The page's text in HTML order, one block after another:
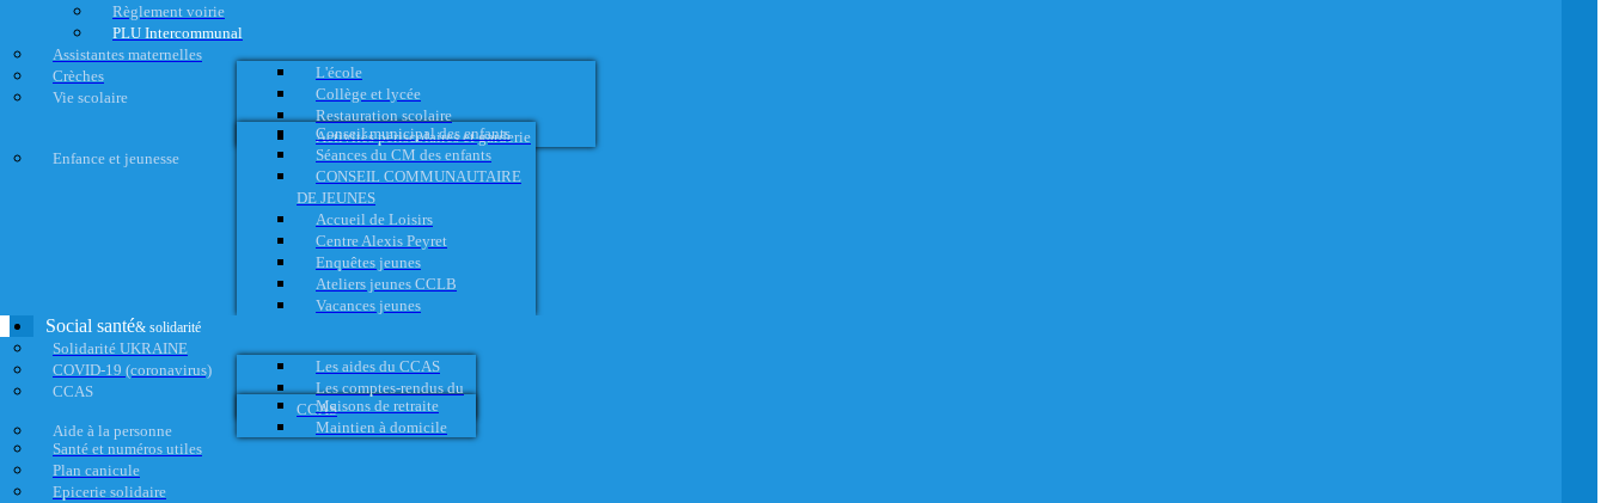
Règlement voirie
PLU Intercommunal
Assistantes maternelles
Crèches
Vie scolaire
L'école
Collège et lycée
Restauration scolaire
Activités périscolaires et garderie
Enfance et jeunesse
Conseil municipal des enfants
Séances du CM des enfants
CONSEIL COMMUNAUTAIRE
DE JEUNES
Accueil de Loisirs
Centre Alexis Peyret
Enquêtes jeunes
Ateliers jeunes CCLB
Vacances jeunes
Social santé& solidarité
Solidarité UKRAINE
COVID-19 (coronavirus)
CCAS
Les aides du CCAS
Les comptes-rendus du
CCAS
Aide à la personne
Maisons de retraite
Maintien à domicile
Santé et numéros utiles
Plan canicule
Epicerie solidaire